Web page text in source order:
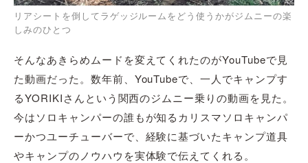
リアシートを倒してラゲッジルームをどう使うかがジムニーの楽
しみのひとつ
そんなあきらめムードを変えてくれたのがYouTubeで見
た動画だった。数年前、YouTubeで、一人でキャンプす
るYORIKIさんという関西のジムニー乗りの動画を見た。
今はソロキャンパーの誰もが知るカリスマソロキャンパ
ーかつユーチューバーで、経験に基づいたキャンプ道具
やキャンプのノウハウを実体験で伝えてくれる。